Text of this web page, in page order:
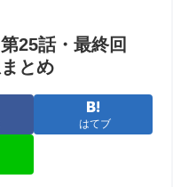
25話・最終回
とめ
はてブ